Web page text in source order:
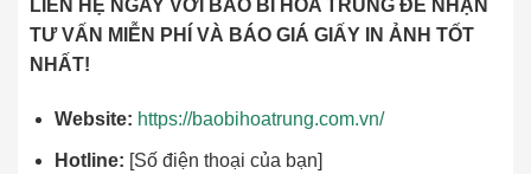
LIÊN HỆ NGAY VỚI BAO BÌ HÒA TRUNG ĐỂ NHẬN
TƯ VẤN MIỄN PHÍ VÀ BÁO GIÁ GIẤY IN ẢNH TỐT
NHẤT!
Website: https://baobihoatrung.com.vn/
Hotline: [Số điện thoại của bạn]